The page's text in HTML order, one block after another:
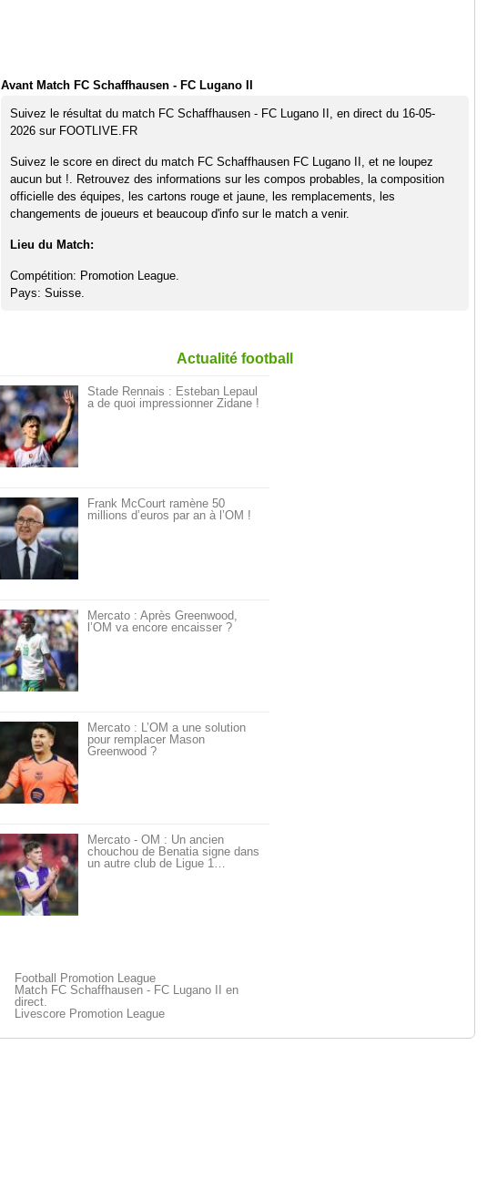
Avant Match FC Schaffhausen - FC Lugano II
Suivez le résultat du match FC Schaffhausen - FC Lugano II, en direct du 16-05-
2026 sur FOOTLIVE.FR
Suivez le score en direct du match FC Schaffhausen FC Lugano II, et ne loupez
aucun but !. Retrouvez des informations sur les compos probables, la composition
officielle des équipes, les cartons rouge et jaune, les remplacements, les
changements de joueurs et beaucoup d'info sur le match a venir.
Lieu du Match:
Compétition: Promotion League.
Pays: Suisse.
Actualité football
Stade Rennais : Esteban Lepaul
a de quoi impressionner Zidane !
Frank McCourt ramène 50
millions d’euros par an à l’OM !
Mercato : Après Greenwood,
l’OM va encore encaisser ?
Mercato : L’OM a une solution
pour remplacer Mason
Greenwood ?
Mercato - OM : Un ancien
chouchou de Benatia signe dans
un autre club de Ligue 1…
Football Promotion League
Match FC Schaffhausen - FC Lugano II en
direct.
Livescore Promotion League